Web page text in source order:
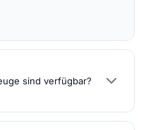
sind verfügbar?